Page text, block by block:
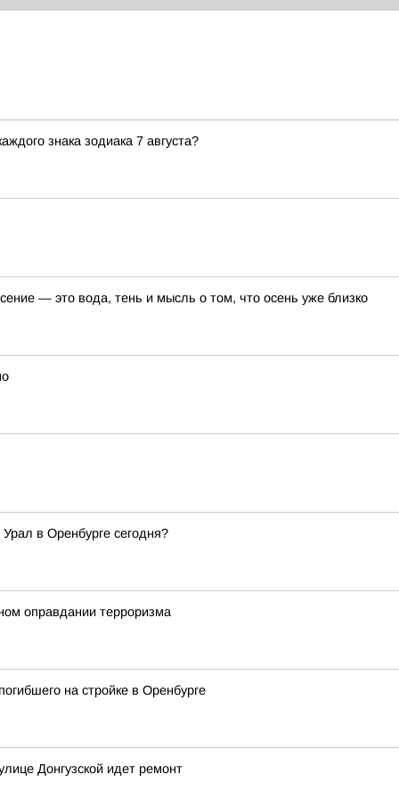
знака зодиака 7 августа?
— это вода, тень и мысль о том, что осень уже близко
в Оренбурге сегодня?
оправдании терроризма
на стройке в Оренбурге
Донгузской идет ремонт